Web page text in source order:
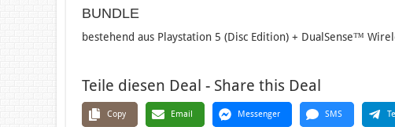
BUNDLE
bestehend aus Playstation 5 (Disc Edition) + DualSense™
Teile diesen Deal - Share this Deal
Copy Email Messenger SMS